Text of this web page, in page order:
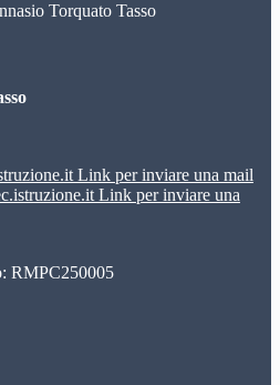
Torquato Tasso
Link per inviare una mail
Link per inviare una
RMPC250005